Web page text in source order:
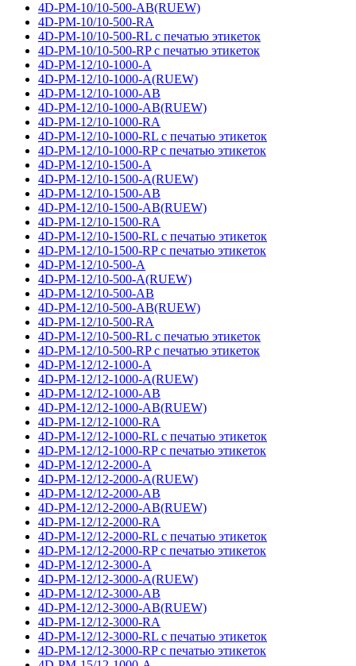
4D-PM-10/10-500-AB(RUEW)
4D-PM-10/10-500-RA
4D-PM-10/10-500-RL с печатью этикеток
4D-PM-10/10-500-RP с печатью этикеток
4D-PM-12/10-1000-A
4D-PM-12/10-1000-A(RUEW)
4D-PM-12/10-1000-AB
4D-PM-12/10-1000-AB(RUEW)
4D-PM-12/10-1000-RA
4D-PM-12/10-1000-RL с печатью этикеток
4D-PM-12/10-1000-RP с печатью этикеток
4D-PM-12/10-1500-A
4D-PM-12/10-1500-A(RUEW)
4D-PM-12/10-1500-AB
4D-PM-12/10-1500-AB(RUEW)
4D-PM-12/10-1500-RA
4D-PM-12/10-1500-RL с печатью этикеток
4D-PM-12/10-1500-RP с печатью этикеток
4D-PM-12/10-500-A
4D-PM-12/10-500-A(RUEW)
4D-PM-12/10-500-AB
4D-PM-12/10-500-AB(RUEW)
4D-PM-12/10-500-RA
4D-PM-12/10-500-RL с печатью этикеток
4D-PM-12/10-500-RP с печатью этикеток
4D-PM-12/12-1000-A
4D-PM-12/12-1000-A(RUEW)
4D-PM-12/12-1000-AB
4D-PM-12/12-1000-AB(RUEW)
4D-PM-12/12-1000-RA
4D-PM-12/12-1000-RL с печатью этикеток
4D-PM-12/12-1000-RP с печатью этикеток
4D-PM-12/12-2000-A
4D-PM-12/12-2000-A(RUEW)
4D-PM-12/12-2000-AB
4D-PM-12/12-2000-AB(RUEW)
4D-PM-12/12-2000-RA
4D-PM-12/12-2000-RL с печатью этикеток
4D-PM-12/12-2000-RP с печатью этикеток
4D-PM-12/12-3000-A
4D-PM-12/12-3000-A(RUEW)
4D-PM-12/12-3000-AB
4D-PM-12/12-3000-AB(RUEW)
4D-PM-12/12-3000-RA
4D-PM-12/12-3000-RL с печатью этикеток
4D-PM-12/12-3000-RP с печатью этикеток